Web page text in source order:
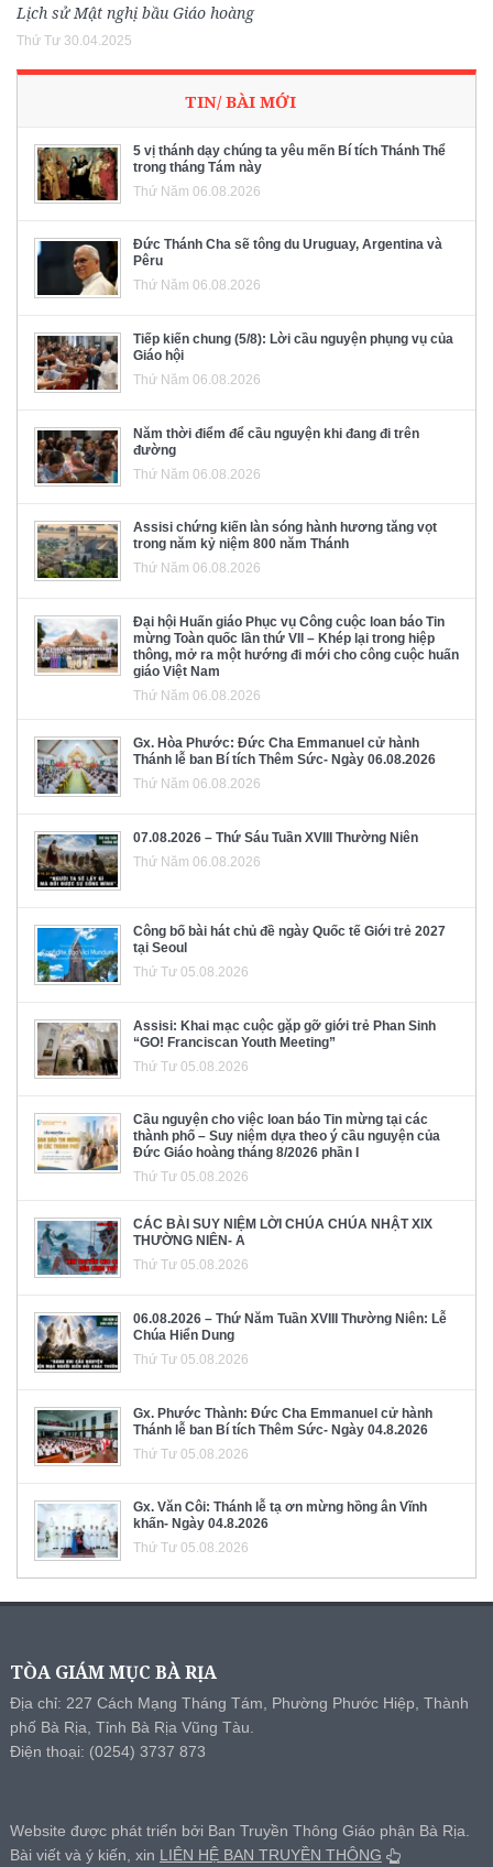
Lịch sử Mật nghị bầu Giáo hoàng
Thứ Tư 30.04.2025
TIN/ BÀI MỚI
5 vị thánh dạy chúng ta yêu mến Bí tích Thánh Thể
trong tháng Tám này
Thứ Năm 06.08.2026
Đức Thánh Cha sẽ tông du Uruguay, Argentina và
Pêru
Thứ Năm 06.08.2026
Tiếp kiến chung (5/8): Lời cầu nguyện phụng vụ của
Giáo hội
Thứ Năm 06.08.2026
Năm thời điểm để cầu nguyện khi đang đi trên
đường
Thứ Năm 06.08.2026
Assisi chứng kiến làn sóng hành hương tăng vọt
trong năm kỷ niệm 800 năm Thánh
Thứ Năm 06.08.2026
Đại hội Huấn giáo Phục vụ Công cuộc loan báo Tin
mừng Toàn quốc lần thứ VII – Khép lại trong hiệp
thông, mở ra một hướng đi mới cho công cuộc huấn
giáo Việt Nam
Thứ Năm 06.08.2026
Gx. Hòa Phước: Đức Cha Emmanuel cử hành
Thánh lễ ban Bí tích Thêm Sức- Ngày 06.08.2026
Thứ Năm 06.08.2026
07.08.2026 – Thứ Sáu Tuần XVIII Thường Niên
Thứ Năm 06.08.2026
Công bố bài hát chủ đề ngày Quốc tế Giới trẻ 2027
tại Seoul
Thứ Tư 05.08.2026
Assisi: Khai mạc cuộc gặp gỡ giới trẻ Phan Sinh
“GO! Franciscan Youth Meeting”
Thứ Tư 05.08.2026
Cầu nguyện cho việc loan báo Tin mừng tại các
thành phố – Suy niệm dựa theo ý cầu nguyện của
Đức Giáo hoàng tháng 8/2026 phần I
Thứ Tư 05.08.2026
CÁC BÀI SUY NIỆM LỜI CHÚA CHÚA NHẬT XIX
THƯỜNG NIÊN- A
Thứ Tư 05.08.2026
06.08.2026 – Thứ Năm Tuần XVIII Thường Niên: Lễ
Chúa Hiển Dung
Thứ Tư 05.08.2026
Gx. Phước Thành: Đức Cha Emmanuel cử hành
Thánh lễ ban Bí tích Thêm Sức- Ngày 04.8.2026
Thứ Tư 05.08.2026
Gx. Văn Côi: Thánh lễ tạ ơn mừng hồng ân Vĩnh
khấn- Ngày 04.8.2026
Thứ Tư 05.08.2026
TÒA GIÁM MỤC BÀ RỊA
Địa chỉ: 227 Cách Mạng Tháng Tám, Phường Phước Hiệp, Thành
phố Bà Rịa, Tỉnh Bà Rịa Vũng Tàu.
Điện thoại: (0254) 3737 873
Website được phát triển bởi Ban Truyền Thông Giáo phận Bà Rịa.
Bài viết và ý kiến, xin LIÊN HỆ BAN TRUYỀN THÔNG